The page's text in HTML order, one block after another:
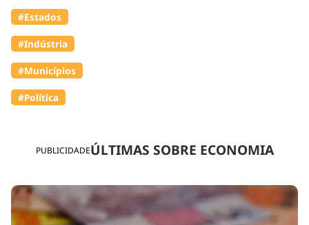
PUBLICIDADEÚLTIMAS SOBRE ECONOMIA
#Estados
#Indústria
#Municípios
#Política